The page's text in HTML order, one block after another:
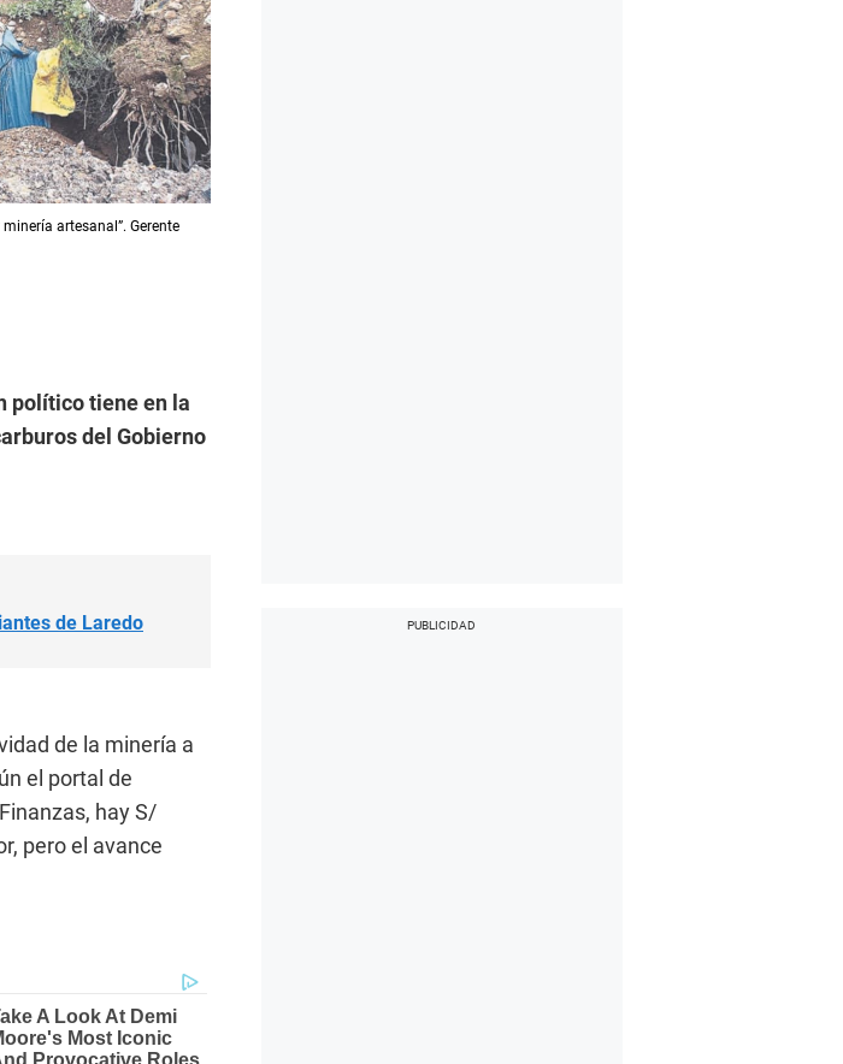
artesanal”. Gerente
político tiene en la
del Gobierno
de Laredo
de la minería a
el portal de
hay S/
pero el avance